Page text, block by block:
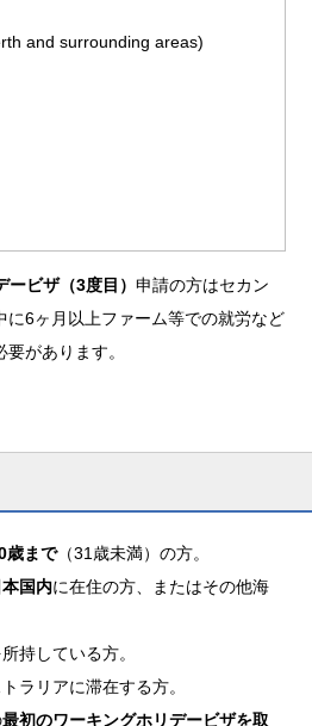
and surrounding areas)
ービザ（3度目）申請の方はセカン
に6ヶ月以上ファーム等での就労など
があります。
歳まで（31歳未満）の方。
国内に在住の方、またはその他海
持している方。
ラリアに滞在する方。
最初のワーキングホリデービザを取